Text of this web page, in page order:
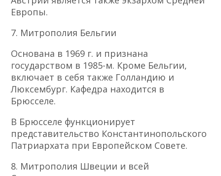
Европы.
7. Митрополия Бельгии
Основана в 1969 г. и признана
государством в 1985-м. Кроме Бельгии,
включает в себя также Голландию и
Люксембург. Кафедра находится в
Брюсселе.
В Брюсселе функционирует
представительство Константинопольского
Патриархата при Европейском Совете.
8. Митрополия Швеции и всей